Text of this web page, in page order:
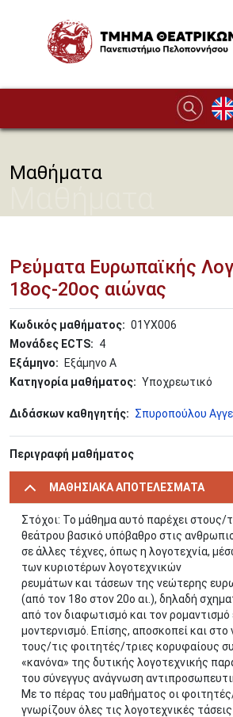
Image
Μαθήματα
Ρεύματα Ευρωπαϊκής
18ος-20ος αιώνας
Κωδικός μαθήματος
01ΥΧ006
Μονάδες ECTS
4
Εξάμηνο
Εξάμηνο Α
Κατηγορία μαθήματος
Υποχρεωτικό
Διδάσκων καθηγητής Σπυροπούλου
Περιγραφή μαθήματος
ΜΑΘΗΣΙΑΚΑ ΑΠΟΤΕΛΕΣΜΑΤΑ
Στόχοι: Το μάθημα αυτό παρέχει στους/
θεάτρου βασικό υπόβαθρο στις
σε άλλες τέχνες, όπως η λογοτεχνία,
των κυριοτέρων λογοτεχνικών
ρευμάτων και τάσεων της νεώτερης
(από τον 18ο στον 20ο αι.), δηλαδή
από τον διαφωτισμό και τον ρομαντισμό
μοντερνισμό. Επίσης, αποσκοπεί και στο
τους/τις φοιτητές/τριες κορυφαίους
«κανόνα» της δυτικής λογοτεχνικής
του σύνεγγυς ανάγνωση
Με το πέρας του μαθήματος οι
γνωρίζουν όλες τις λογοτεχνικές